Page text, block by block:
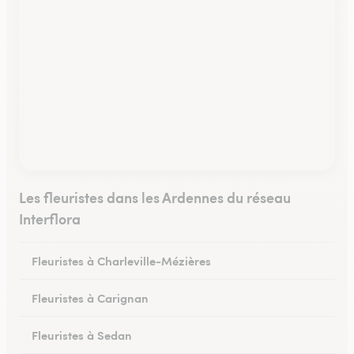
Les fleuristes dans les Ardennes du réseau
Interflora
Fleuristes à Charleville-Mézières
Fleuristes à Carignan
Fleuristes à Sedan